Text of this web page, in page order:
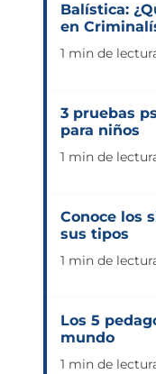
Balística:
en
1 min de
3 pruebas
para niños
1 min de
Conoce los
sus tipos
1 min de
Los 5
mundo
1 min de